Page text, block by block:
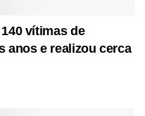
vítimas de
anos e realizou cerca